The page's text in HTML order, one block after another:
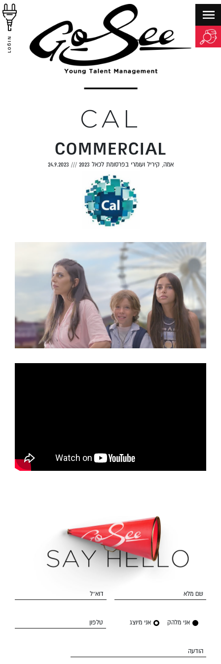
LOGIN
CAL
COMMERCIAL
אמה, קיריל ועומרי בפרסומת לכאל 2023 ///
24.9.2023
שם מלא דוא״ל
אני מלהק אני מיוצג טלפון
הודעה